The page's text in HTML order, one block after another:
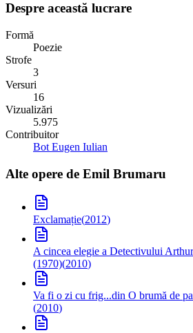
Despre această lucrare
Formă
Poezie
Strofe
3
Versuri
16
Vizualizări
5.975
Contribuitor
Bot Eugen Iulian
Alte opere de Emil Brumaru
Exclamație(2012)
A cincea elegie a Detectivului Arthur
(1970)(2010)
Va fi o zi cu frig...din O brumă de
(2010)